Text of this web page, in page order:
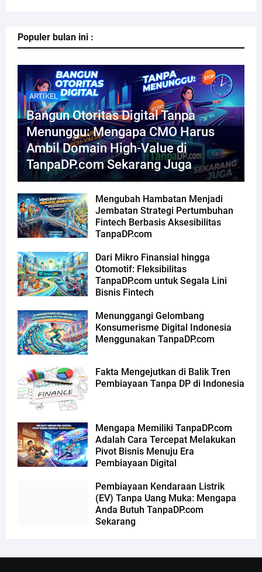
Populer bulan ini :
ARTIKEL
Bangun Otoritas Digital Tanpa
Menunggu: Mengapa CMO Harus
Ambil Domain High-Value di
TanpaDP.com Sekarang Juga
Mengubah Hambatan Menjadi
Jembatan Strategi Pertumbuhan
Fintech Berbasis Aksesibilitas
TanpaDP.com
Dari Mikro Finansial hingga
Otomotif: Fleksibilitas
TanpaDP.com untuk Segala Lini
Bisnis Fintech
Menunggangi Gelombang
Konsumerisme Digital Indonesia
Menggunakan TanpaDP.com
Fakta Mengejutkan di Balik Tren
Pembiayaan Tanpa DP di Indonesia
Mengapa Memiliki TanpaDP.com
Adalah Cara Tercepat Melakukan
Pivot Bisnis Menuju Era
Pembiayaan Digital
Pembiayaan Kendaraan Listrik
(EV) Tanpa Uang Muka: Mengapa
Anda Butuh TanpaDP.com
Sekarang